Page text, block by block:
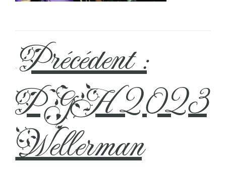
←
Précédent :
PGH 2023
Wellerman